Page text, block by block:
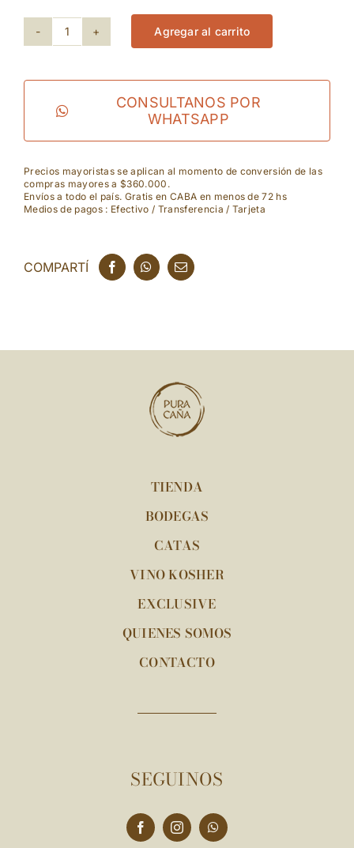
Baron
-
-
Rose
cantidad
Agregar al carrito
CONSULTANOS POR
WHATSAPP
Precios mayoristas se aplican al momento de conversión de las
compras mayores a $360.000.
Envíos a todo el país. Gratis en CABA en menos de 72 hs
Medios de pagos : Efectivo / Transferencia / Tarjeta
COMPARTÍ
TIENDA
BODEGAS
CATAS
VINO KOSHER
EXCLUSIVE
QUIENES SOMOS
CONTACTO
SEGUINOS